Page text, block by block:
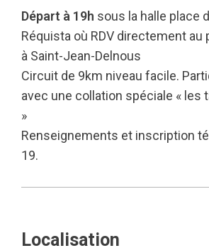
Départ à 19h sous la halle place
Réquista où RDV directement au
à Saint-Jean-Delnous
Circuit de 9km niveau facile.
avec une collation spéciale « les
»
Renseignements et inscription
19.
Localisation